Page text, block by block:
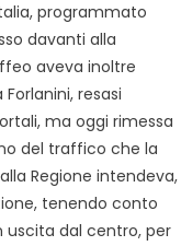
programmato
davanti alla
aveva inoltre
resasi
ma oggi rimessa
del traffico che la
Regione intendeva,
tenendo conto
uscita dal centro, per